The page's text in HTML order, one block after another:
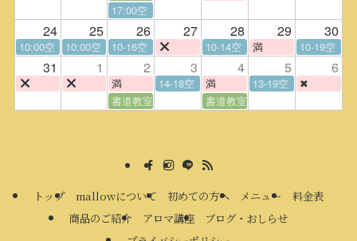
17:00空
24 25 26 27 28 29 30
10:00空 10:00空 10-16空 10-14空 満 10-19空
31 1 2 3 4 5 6
満 14-18空 満 13-19空
✖
書道教室
書道教室
トップ mallowについて 初めての方へ メニュー
料金表
商品のご紹介
アロマ講座
ブログ・おしらせ